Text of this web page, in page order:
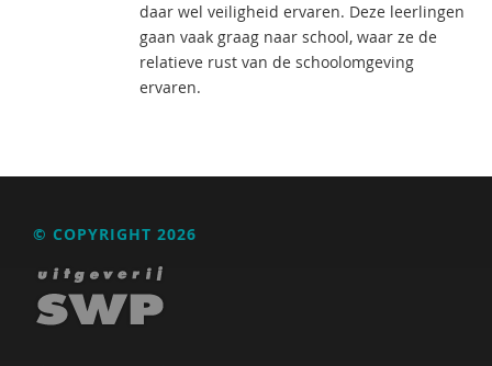
daar wel veiligheid ervaren. Deze leerlingen
gaan vaak graag naar school, waar ze de
relatieve rust van de schoolomgeving
ervaren.
© COPYRIGHT 2026